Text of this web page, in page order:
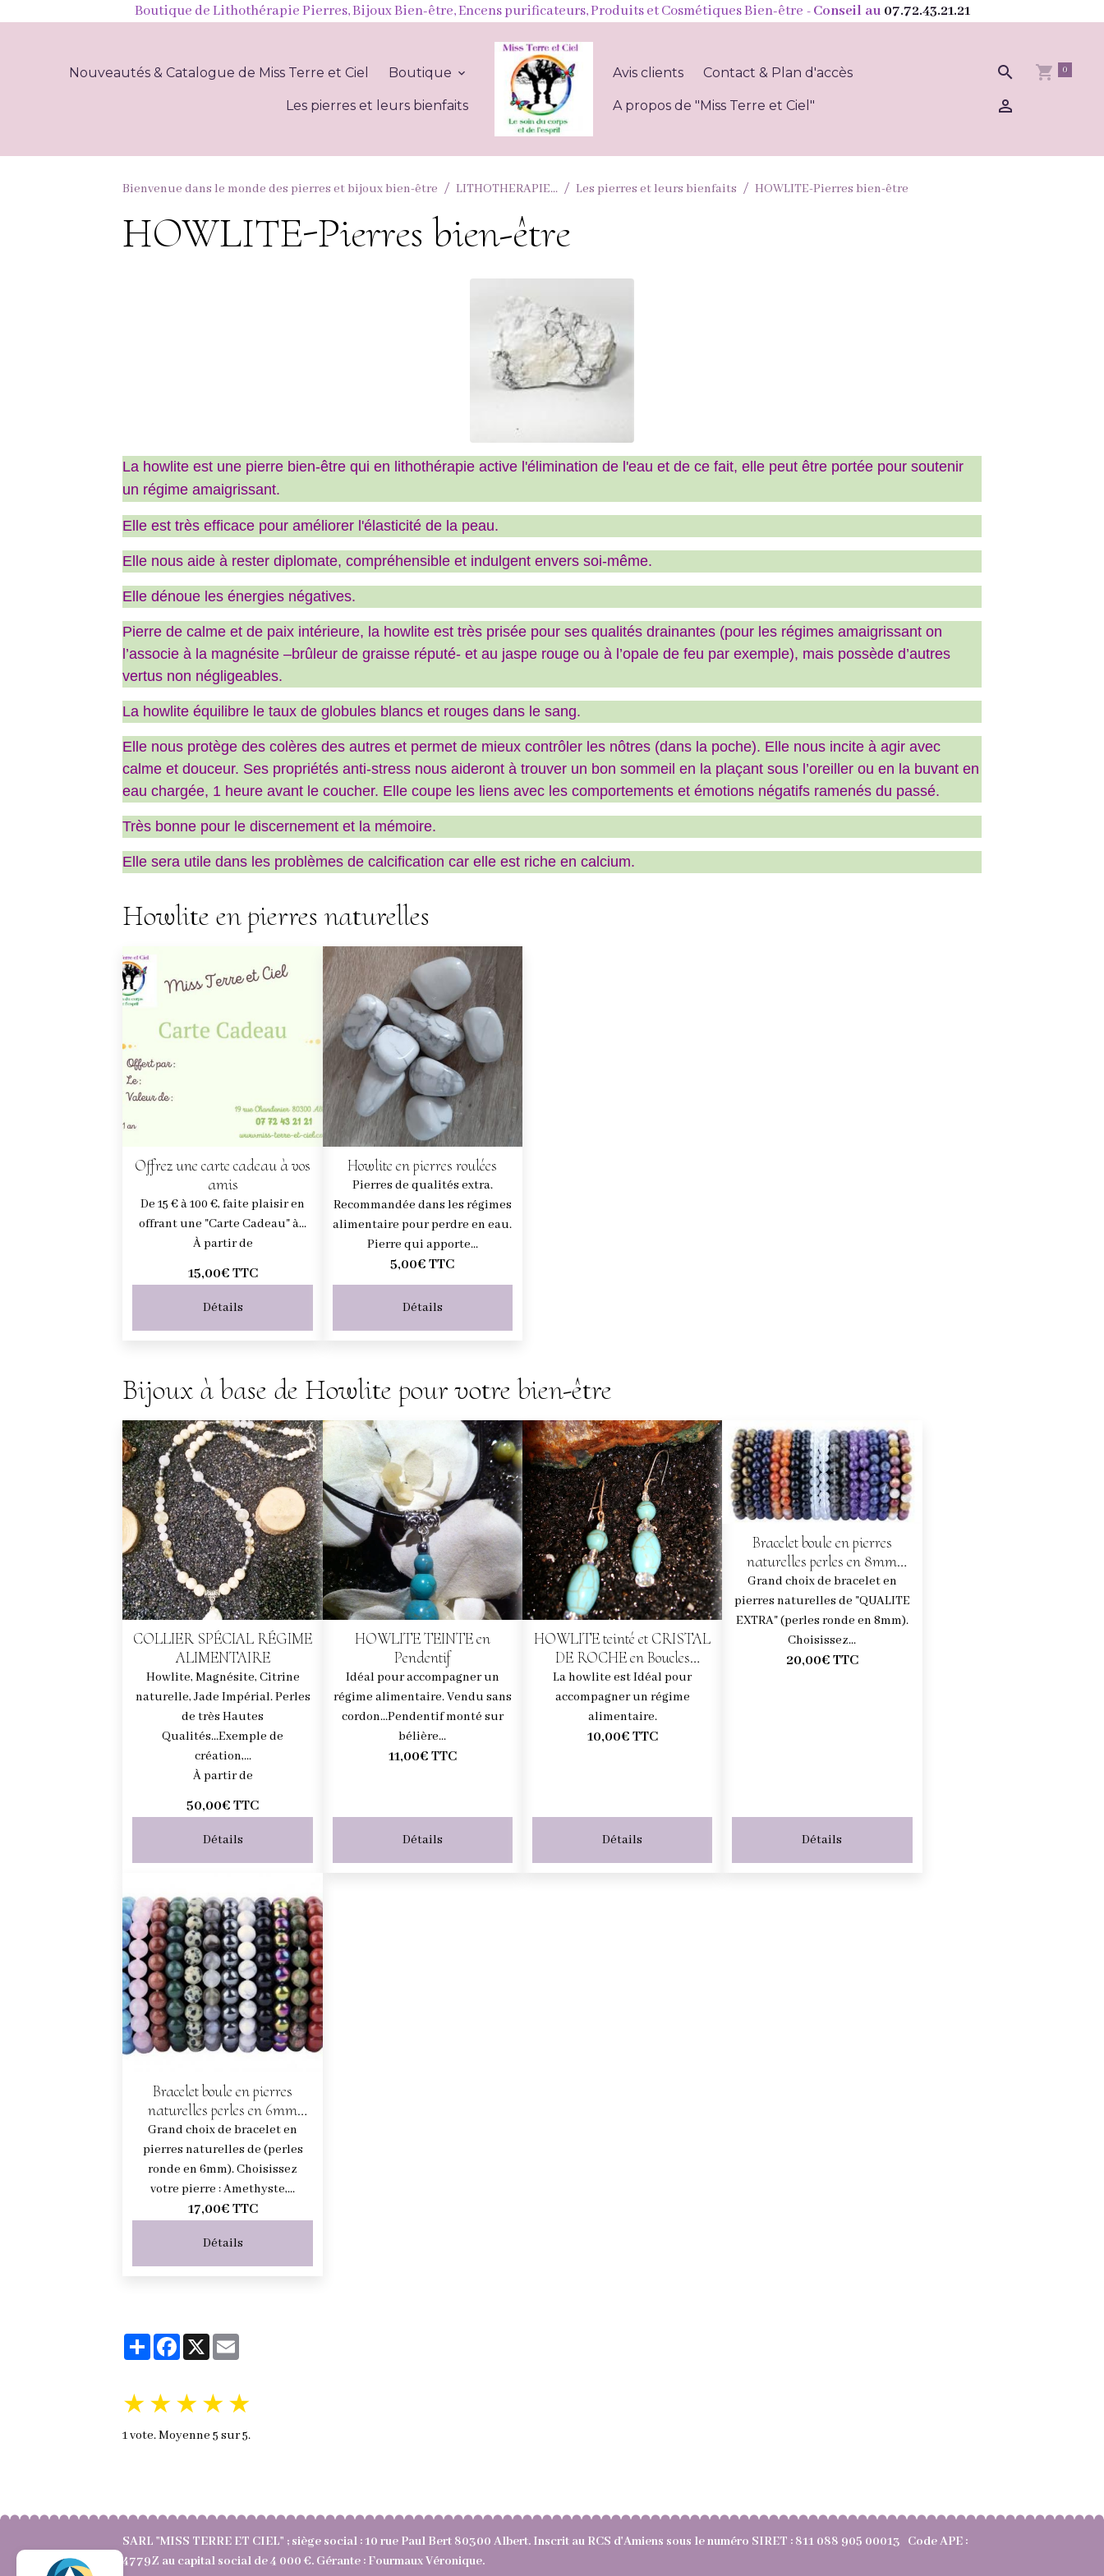
Boutique de Lithothérapie Pierres, Bijoux Bien-être, Encens purificateurs, Produits et Cosmétiques Bien-être - Conseil au 07.72.43.21.21
Nouveautés & Catalogue de Miss Terre et Ciel Boutique
Les pierres et leurs bienfaits
Avis clients Contact & Plan d'accès
A propos de "Miss Terre et Ciel"
0
Bienvenue dans le monde des pierres et bijoux bien-être LITHOTHERAPIE... Les pierres et leurs bienfaits HOWLITE-Pierres bien-être
HOWLITE-Pierres bien-être
La howlite est une pierre bien-être qui en lithothérapie active l'élimination de l'eau et de ce fait, elle peut être portée pour soutenir
un régime amaigrissant.
Elle est très efficace pour améliorer l'élasticité de la peau.
Elle nous aide à rester diplomate, compréhensible et indulgent envers soi-même.
Elle dénoue les énergies négatives.
Pierre de calme et de paix intérieure, la howlite est très prisée pour ses qualités drainantes (pour les régimes amaigrissant on
l’associe à la magnésite –brûleur de graisse réputé- et au jaspe rouge ou à l’opale de feu par exemple), mais possède d’autres
vertus non négligeables.
La howlite équilibre le taux de globules blancs et rouges dans le sang.
Elle nous protège des colères des autres et permet de mieux contrôler les nôtres (dans la poche). Elle nous incite à agir avec
calme et douceur. Ses propriétés anti-stress nous aideront à trouver un bon sommeil en la plaçant sous l’oreiller ou en la buvant en
eau chargée, 1 heure avant le coucher. Elle coupe les liens avec les comportements et émotions négatifs ramenés du passé.
Très bonne pour le discernement et la mémoire.
Elle sera utile dans les problèmes de calcification car elle est riche en calcium.
Howlite en pierres naturelles
Offrez une carte cadeau à vos
amis
De 15 € à 100 €, faite plaisir en
offrant une "Carte Cadeau" à...
À partir de
15,00€TTC
Détails
Howlite en pierres roulées
Pierres de qualités extra.
Recommandée dans les régimes
alimentaire pour perdre en eau.
Pierre qui apporte...
5,00€TTC
Détails
Bijoux à base de Howlite pour votre bien-être
COLLIER SPÉCIAL RÉGIME
ALIMENTAIRE
Howlite, Magnésite, Citrine
naturelle, Jade Impérial. Perles
de très Hautes
Qualités...Exemple de
création,...
À partir de
50,00€TTC
Détails
HOWLITE TEINTE en
Pendentif
Idéal pour accompagner un
régime alimentaire. Vendu sans
cordon...Pendentif monté sur
bélière...
11,00€TTC
Détails
HOWLITE teinté et CRISTAL
DE ROCHE en Boucles
d'oreilles pendantes
La howlite est Idéal pour
accompagner un régime
alimentaire.
10,00€TTC
Détails
Bracelet boule en pierres
naturelles perles en 8mm
(choisissez votre pierre)
Grand choix de bracelet en
pierres naturelles de "QUALITE
EXTRA" (perles ronde en 8mm).
Choisissez...
20,00€TTC
Détails
Bracelet boule en pierres
naturelles perles en 6mm
(choisissez votre pierre)
Grand choix de bracelet en
pierres naturelles de (perles
ronde en 6mm). Choisissez
votre pierre : Amethyste,...
17,00€TTC
Détails
PartagerFacebook
X
★★★★★
1vote. Moyenne5 sur 5.
SARL "MISS TERRE ET CIEL" ; siège social : 10 rue Paul Bert 80300 Albert. Inscrit au RCS d'Amiens sous le numéro SIRET : 811 088 905 00013 Code APE :
4779Z au capital social de 4 000 €. Gérante : Fourmaux Véronique.